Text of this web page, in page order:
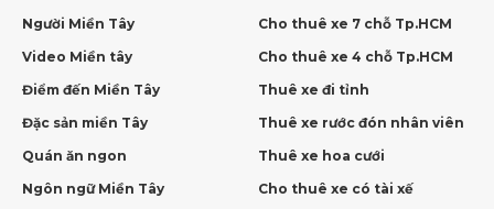
Người Miền Tây
Video Miền tây
Điểm đến Miền Tây
Đặc sản miền Tây
Quán ăn ngon
Ngôn ngữ Miền Tây
Cho thuê xe 7 chỗ Tp.HCM
Cho thuê xe 4 chỗ Tp.HCM
Thuê xe đi tỉnh
Thuê xe rước đón nhân viên
Thuê xe hoa cưới
Cho thuê xe có tài xế